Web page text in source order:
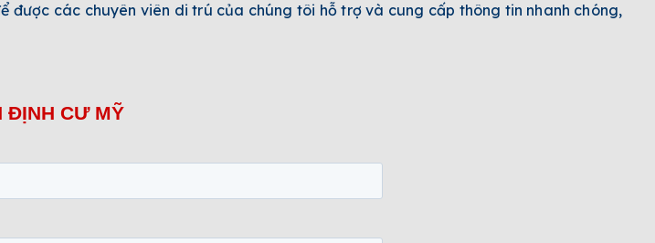
được các chuyên viên di trú của chúng tôi hỗ trợ và cung cấp thông tin nhanh chóng,